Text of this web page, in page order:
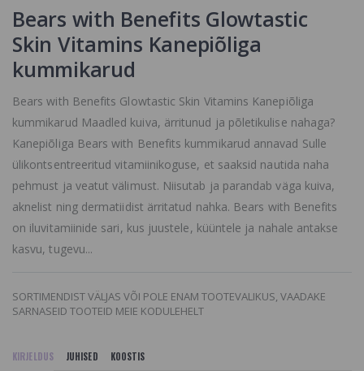
Bears with Benefits Glowtastic
Skin Vitamins Kanepiõliga
kummikarud
Bears with Benefits Glowtastic Skin Vitamins Kanepiõliga
kummikarud Maadled kuiva, ärritunud ja põletikulise nahaga?
Kanepiõliga Bears with Benefits kummikarud annavad Sulle
ülikontsentreeritud vitamiinikoguse, et saaksid nautida naha
pehmust ja veatut välimust. Niisutab ja parandab väga kuiva,
aknelist ning dermatiidist ärritatud nahka. Bears with Benefits
on iluvitamiinide sari, kus juustele, küüntele ja nahale antakse
kasvu, tugevu...
SORTIMENDIST VÄLJAS VÕI POLE ENAM TOOTEVALIKUS, VAADAKE
SARNASEID TOOTEID MEIE KODULEHELT
KIRJELDUS JUHISED KOOSTIS
TOOTEID MEIE
KODULEHELT
TOOTEID MEIE
KODULEHELT